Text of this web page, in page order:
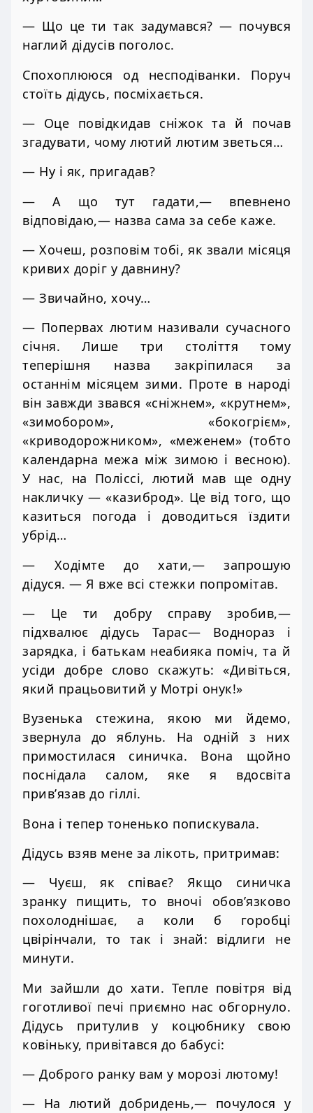
— Що це ти так задумався? — почувся
наглий дідусів поголос.
Спохоплююся од несподіванки. Поруч
стоїть дідусь, посміхається.
— Оце повідкидав сніжок та й почав
згадувати, чому лютий лютим зветься…
— Ну і як, пригадав?
— А що тут гадати,— впевнено
відповідаю,— назва сама за себе каже.
— Хочеш, розповім тобі, як звали місяця
кривих доріг у давнину?
— Звичайно, хочу…
— Попервах лютим називали сучасного
січня. Лише три століття тому
теперішня назва закріпилася за
останнім місяцем зими. Проте в народі
він завжди звався «сніжнем», «крутнем»,
«зимобором», «бокогрієм»,
«криводорожником», «меженем» (тобто
календарна межа між зимою і весною).
У нас, на Поліссі, лютий мав ще одну
накличку — «казиброд». Це від того, що
казиться погода і доводиться їздити
убрід…
— Ходімте до хати,— запрошую
дідуся. — Я вже всі стежки попромітав.
— Це ти добру справу зробив,—
підхвалює дідусь Тарас— Воднораз і
зарядка, і батькам неабияка поміч, та й
усіди добре слово скажуть: «Дивіться,
який працьовитий у Мотрі онук!»
Вузенька стежина, якою ми йдемо,
звернула до яблунь. На одній з них
примостилася синичка. Вона щойно
поснідала салом, яке я вдосвіта
прив’язав до гіллі.
Вона і тепер тоненько попискувала.
Дідусь взяв мене за лікоть, притримав:
— Чуєш, як співає? Якщо синичка
зранку пищить, то вночі обов’язково
похолоднішає, а коли б горобці
цвірінчали, то так і знай: відлиги не
минути.
Ми зайшли до хати. Тепле повітря від
гоготливої печі приємно нас обгорнуло.
Дідусь притулив у коцюбнику свою
ковіньку, привітався до бабусі:
— Доброго ранку вам у морозі лютому!
— На лютий добридень,— почулося у